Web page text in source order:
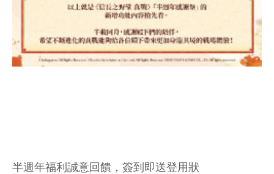
半週年福利誠意回饋，簽到即送登用狀